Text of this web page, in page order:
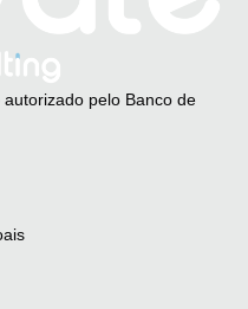
pelo Banco de